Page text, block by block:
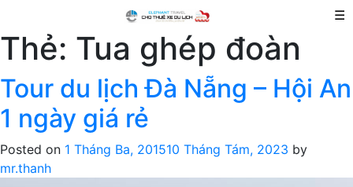
☰
Thẻ: Tua ghép đoàn
Tour du lịch Đà Nẵng – Hội An
1 ngày giá rẻ
Posted on 1 Tháng Ba, 201510 Tháng Tám, 2023 by
mr.thanh